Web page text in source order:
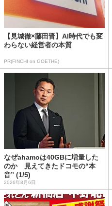
【見城徹×藤田晋】AI時代でも変
わらない経営者の本質
PR(FINCHI on GOETHE)
なぜahamoは40GBに増量した
のか 見えてきたドコモの“本
音” (1/5)
2026年8月6日